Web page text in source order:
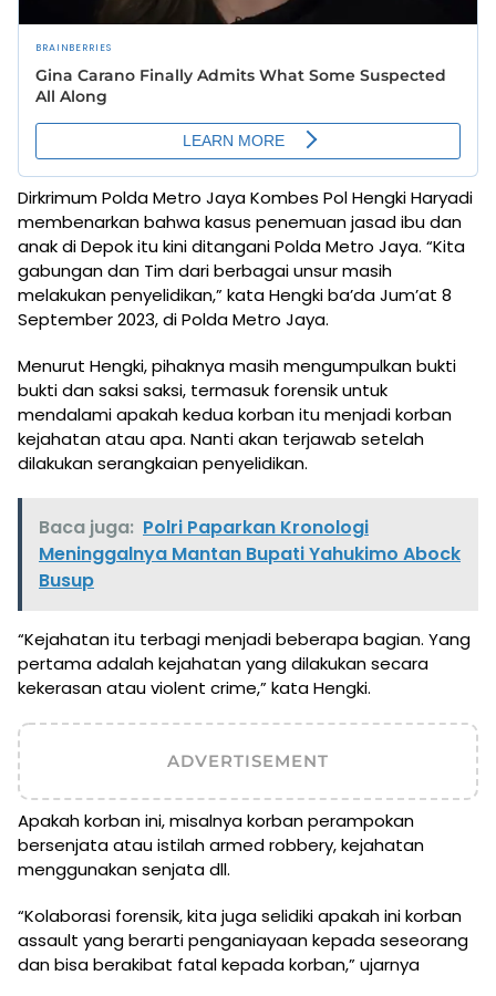
Dirkrimum Polda Metro Jaya Kombes Pol Hengki Haryadi
membenarkan bahwa kasus penemuan jasad ibu dan
anak di Depok itu kini ditangani Polda Metro Jaya. “Kita
gabungan dan Tim dari berbagai unsur masih
melakukan penyelidikan,” kata Hengki ba’da Jum’at 8
September 2023, di Polda Metro Jaya.
Menurut Hengki, pihaknya masih mengumpulkan bukti
bukti dan saksi saksi, termasuk forensik untuk
mendalami apakah kedua korban itu menjadi korban
kejahatan atau apa. Nanti akan terjawab setelah
dilakukan serangkaian penyelidikan.
Baca juga: Polri Paparkan Kronologi
Meninggalnya Mantan Bupati Yahukimo Abock
Busup
“Kejahatan itu terbagi menjadi beberapa bagian. Yang
pertama adalah kejahatan yang dilakukan secara
kekerasan atau violent crime,” kata Hengki.
ADVERTISEMENT
Apakah korban ini, misalnya korban perampokan
bersenjata atau istilah armed robbery, kejahatan
menggunakan senjata dll.
“Kolaborasi forensik, kita juga selidiki apakah ini korban
assault yang berarti penganiayaan kepada seseorang
dan bisa berakibat fatal kepada korban,” ujarnya